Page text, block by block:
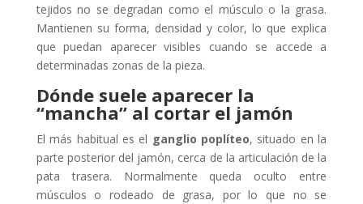
tejidos no se degradan como el músculo o la grasa.
Mantienen su forma, densidad y color, lo que explica
que puedan aparecer visibles cuando se accede a
determinadas zonas de la pieza.
Dónde suele aparecer la
“mancha” al cortar el jamón
El más habitual es el ganglio poplíteo, situado en la
parte posterior del jamón, cerca de la articulación de la
pata trasera. Normalmente queda oculto entre
músculos o rodeado de grasa, por lo que no se